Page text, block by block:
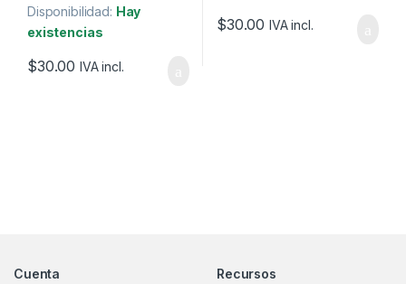
Disponibilidad: Hay
existencias
$30.00 IVA incl.
$30.00 IVA incl.
Cuenta
Recursos